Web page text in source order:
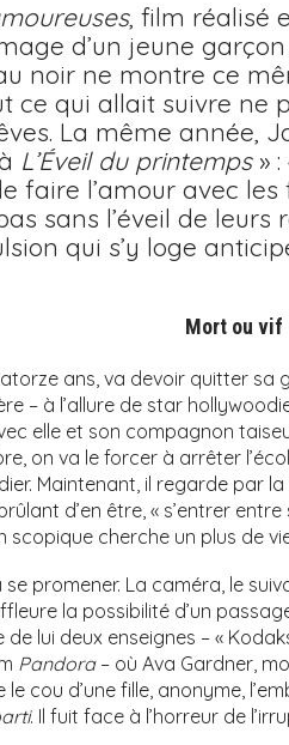
, film réalisé
d’un jeune
noir ne montre ce
ce qui allait suivre ne
La même année,
L’Éveil du printemps» :
faire l’amour avec les
sans l’éveil de leurs
qui s’y loge
Mort ou vif
ans, va devoir quitter
– à l’allure de star
elle et son compagnon
on va le forcer à arrêter
Maintenant, il regarde par
d’en être, « s’entrer
scopique cherche un plus de
se promener. La caméra, le
la possibilité d’un
lui deux enseignes – «
Pandora– où Ava Gardner,
le cou d’une fille, anonyme,
. Il fuit face à l’horreur de